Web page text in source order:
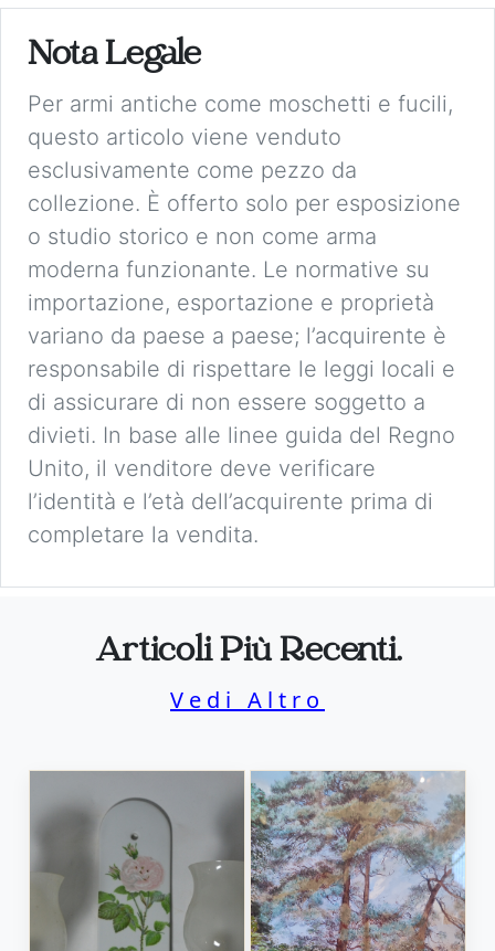
Nota Legale
Per armi antiche come moschetti e fucili,
questo articolo viene venduto
esclusivamente come pezzo da
collezione. È offerto solo per esposizione
o studio storico e non come arma
moderna funzionante. Le normative su
importazione, esportazione e proprietà
variano da paese a paese; l’acquirente è
responsabile di rispettare le leggi locali e
di assicurare di non essere soggetto a
divieti. In base alle linee guida del Regno
Unito, il venditore deve verificare
l’identità e l’età dell’acquirente prima di
completare la vendita.
Articoli Più Recenti.
Vedi Altro